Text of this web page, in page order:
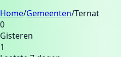
Home/Gemeenten/Ternat
0
Gisteren
1